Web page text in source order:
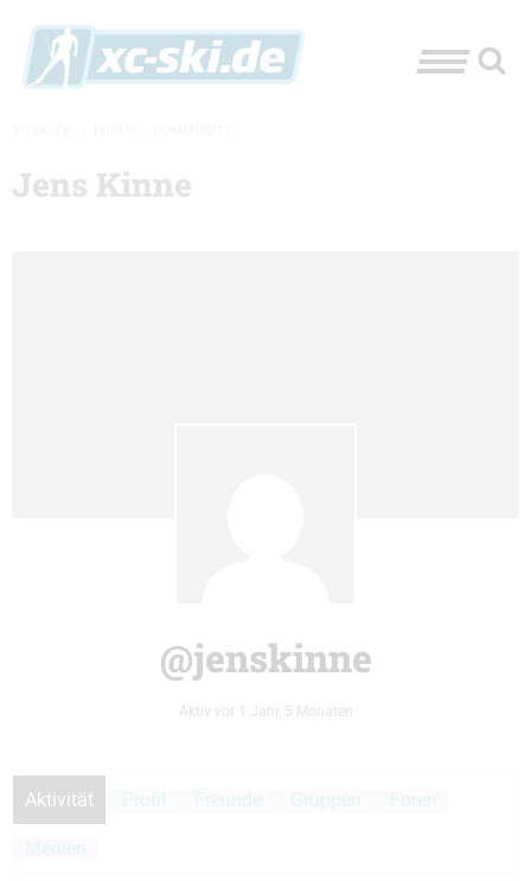
Jens Kinne
@jenskinne
Aktiv vor 1 Jahr, 5 Monaten
Aktivität